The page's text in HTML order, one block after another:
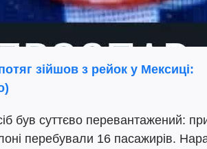
зійшов з рейок у Мексиці:
був суттєво перевантажений:
перебували 16 пасажирів.